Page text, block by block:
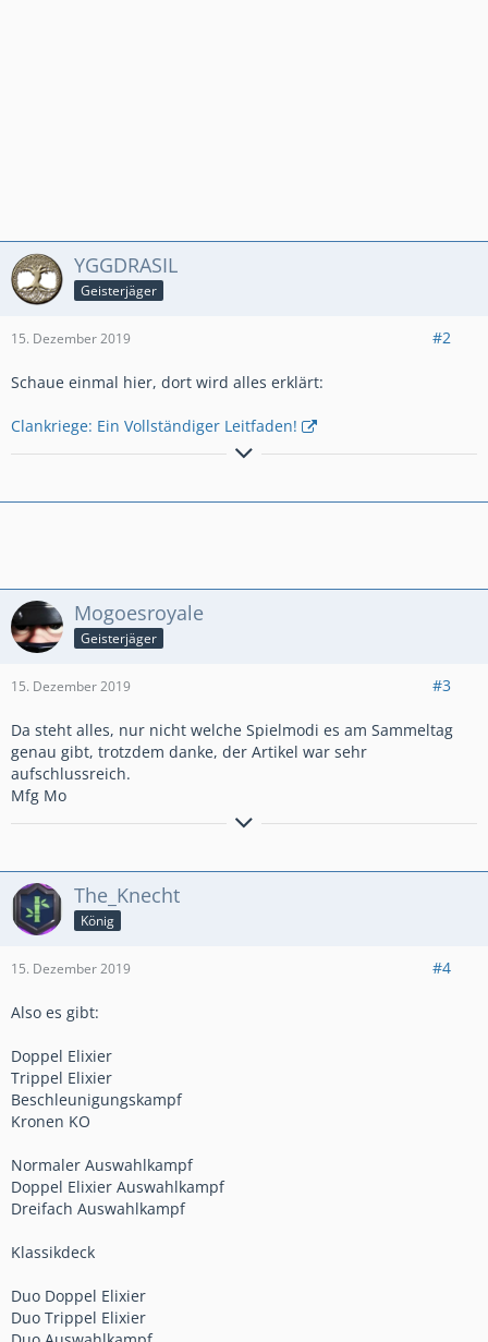
YGGDRASIL
Geisterjäger
15. Dezember 2019 #2
Schaue einmal hier, dort wird alles erklärt:
Clankriege: Ein Vollständiger Leitfaden!
٩(●̮̮̃•̃)۶Til árs ok friðar– all jenen, die mit uns sind!
٩(×̯×)۶
✧ -----⪻ ✌ 𝔾𝔼ℝ𝕄𝔸ℕ𝔼ℕℍ𝔼ℝℤ #YUJG8R22 ✌⪼-----✧
Mogoesroyale
Geisterjäger
15. Dezember 2019 #3
Da steht alles, nur nicht welche Spielmodi es am Sammeltag
genau gibt, trotzdem danke, der Artikel war sehr
aufschlussreich.
Mfg Mo
Aktiver Clasher aus Hamburg.
PB: Ultimate Champion 1650
The_Knecht
König
15. Dezember 2019 #4
Also es gibt:
Doppel Elixier
Trippel Elixier
Beschleunigungskampf
Kronen KO
Normaler Auswahlkampf
Doppel Elixier Auswahlkampf
Dreifach Auswahlkampf
Klassikdeck
Duo Doppel Elixier
Duo Trippel Elixier